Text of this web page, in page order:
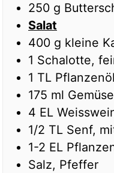
250 g
Salat
400 g kleine
1 Schalotte,
1 TL Pflanzenöl
175 ml
4 EL
1/2 TL Senf,
1-2 EL
Salz, Pfeffer